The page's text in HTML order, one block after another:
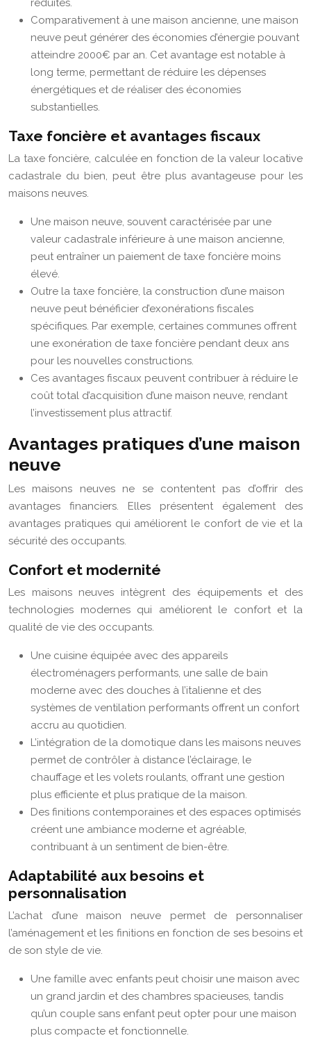
réduites.
Comparativement à une maison ancienne, une maison
neuve peut générer des économies d’énergie pouvant
atteindre 2000€ par an. Cet avantage est notable à
long terme, permettant de réduire les dépenses
énergétiques et de réaliser des économies
substantielles.
Taxe foncière et avantages fiscaux
La taxe foncière, calculée en fonction de la valeur locative
cadastrale du bien, peut être plus avantageuse pour les
maisons neuves.
Une maison neuve, souvent caractérisée par une
valeur cadastrale inférieure à une maison ancienne,
peut entraîner un paiement de taxe foncière moins
élevé.
Outre la taxe foncière, la construction d’une maison
neuve peut bénéficier d’exonérations fiscales
spécifiques. Par exemple, certaines communes offrent
une exonération de taxe foncière pendant deux ans
pour les nouvelles constructions.
Ces avantages fiscaux peuvent contribuer à réduire le
coût total d’acquisition d’une maison neuve, rendant
l’investissement plus attractif.
Avantages pratiques d’une maison
neuve
Les maisons neuves ne se contentent pas d’offrir des
avantages financiers. Elles présentent également des
avantages pratiques qui améliorent le confort de vie et la
sécurité des occupants.
Confort et modernité
Les maisons neuves intègrent des équipements et des
technologies modernes qui améliorent le confort et la
qualité de vie des occupants.
Une cuisine équipée avec des appareils
électroménagers performants, une salle de bain
moderne avec des douches à l’italienne et des
systèmes de ventilation performants offrent un confort
accru au quotidien.
L’intégration de la domotique dans les maisons neuves
permet de contrôler à distance l’éclairage, le
chauffage et les volets roulants, offrant une gestion
plus efficiente et plus pratique de la maison.
Des finitions contemporaines et des espaces optimisés
créent une ambiance moderne et agréable,
contribuant à un sentiment de bien-être.
Adaptabilité aux besoins et
personnalisation
L’achat d’une maison neuve permet de personnaliser
l’aménagement et les finitions en fonction de ses besoins et
de son style de vie.
Une famille avec enfants peut choisir une maison avec
un grand jardin et des chambres spacieuses, tandis
qu’un couple sans enfant peut opter pour une maison
plus compacte et fonctionnelle.